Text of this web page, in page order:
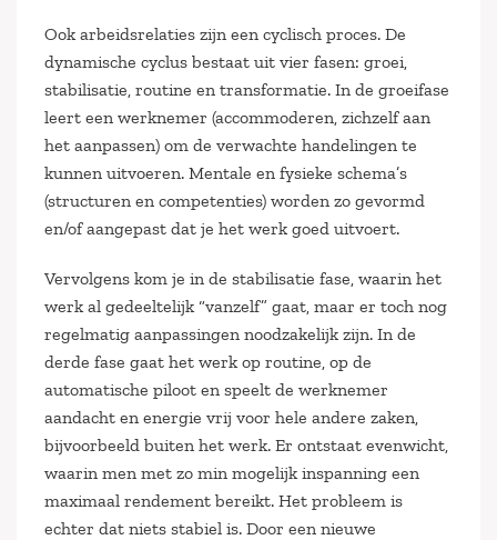
Ook arbeidsrelaties zijn een cyclisch proces. De
dynamische cyclus bestaat uit vier fasen: groei,
stabilisatie, routine en transformatie. In de groeifase
leert een werknemer (accommoderen, zichzelf aan
het aanpassen) om de verwachte handelingen te
kunnen uitvoeren. Mentale en fysieke schema’s
(structuren en competenties) worden zo gevormd
en/of aangepast dat je het werk goed uitvoert.
Vervolgens kom je in de stabilisatie fase, waarin het
werk al gedeeltelijk “vanzelf” gaat, maar er toch nog
regelmatig aanpassingen noodzakelijk zijn. In de
derde fase gaat het werk op routine, op de
automatische piloot en speelt de werknemer
aandacht en energie vrij voor hele andere zaken,
bijvoorbeeld buiten het werk. Er ontstaat evenwicht,
waarin men met zo min mogelijk inspanning een
maximaal rendement bereikt. Het probleem is
echter dat niets stabiel is. Door een nieuwe